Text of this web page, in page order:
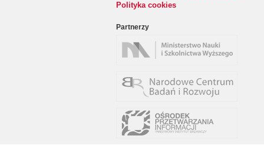
Polityka cookies
Partnerzy